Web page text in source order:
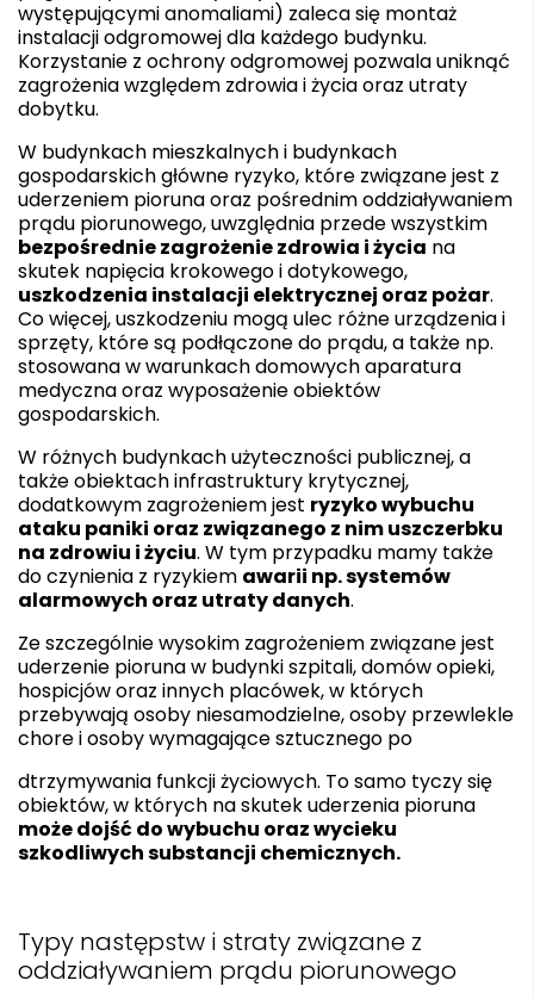
występującymi anomaliami) zaleca się montaż
instalacji odgromowej dla każdego budynku.
Korzystanie z ochrony odgromowej pozwala uniknąć
zagrożenia względem zdrowia i życia oraz utraty
dobytku.
W budynkach mieszkalnych i budynkach
gospodarskich główne ryzyko, które związane jest z
uderzeniem pioruna oraz pośrednim oddziaływaniem
prądu piorunowego, uwzględnia przede wszystkim
bezpośrednie zagrożenie zdrowia i życia na
skutek napięcia krokowego i dotykowego,
uszkodzenia instalacji elektrycznej oraz pożar.
Co więcej, uszkodzeniu mogą ulec różne urządzenia i
sprzęty, które są podłączone do prądu, a także np.
stosowana w warunkach domowych aparatura
medyczna oraz wyposażenie obiektów
gospodarskich.
W różnych budynkach użyteczności publicznej, a
także obiektach infrastruktury krytycznej,
dodatkowym zagrożeniem jest ryzyko wybuchu
ataku paniki oraz związanego z nim uszczerbku
na zdrowiu i życiu. W tym przypadku mamy także
do czynienia z ryzykiem awarii np. systemów
alarmowych oraz utraty danych.
Ze szczególnie wysokim zagrożeniem związane jest
uderzenie pioruna w budynki szpitali, domów opieki,
hospicjów oraz innych placówek, w których
przebywają osoby niesamodzielne, osoby przewlekle
chore i osoby wymagające sztucznego po
dtrzymywania funkcji życiowych. To samo tyczy się
obiektów, w których na skutek uderzenia pioruna
może dojść do wybuchu oraz wycieku
szkodliwych substancji chemicznych.
Typy następstw i straty związane z
oddziaływaniem prądu piorunowego